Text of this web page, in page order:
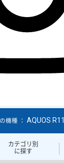
カテゴリ別
に探す
機種 ： AQUOS R11